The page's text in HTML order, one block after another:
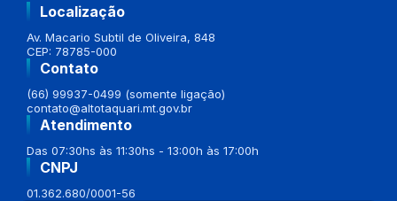
Localização
Av. Macario Subtil de Oliveira, 848
CEP: 78785-000
Contato
(66) 99937-0499 (somente ligação)
contato@altotaquari.mt.gov.br
Atendimento
Das 07:30hs às 11:30hs - 13:00h às 17:00h
CNPJ
01.362.680/0001-56